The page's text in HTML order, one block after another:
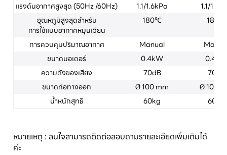
แรงดันอากาศสูงสุด (50Hz /60Hz)
1.1/1.6kPa
1.1/
อุณหภูมิสูงสุดสำหรับ
การใช้แบบอากาศหมุนเวียน
180℃ 180℃
การควบคุมปริมาณอากาศ Manual
ขนาดมอเตอร์
0.4kW
ความดังของเสียง
70dB
70dB
ขนาดท่อทางออก
Ø 100 mm
Ø 100
น้ำหนักสุทธิ
60kg 60kg
หมายเหตุ : สนใจสามารถติดต่อสอบถามรายละเอียดเพิ่มเติมได้
ค่ะ